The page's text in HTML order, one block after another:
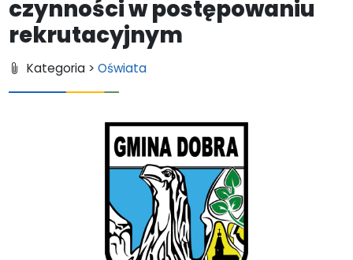
czynności w postępowaniu
rekrutacyjnym
Kategoria >Oświata